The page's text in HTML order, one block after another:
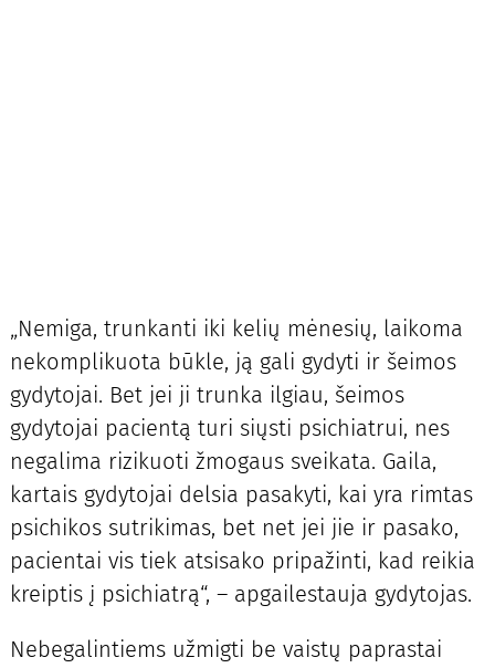
„Nemiga, trunkanti iki kelių mėnesių, laikoma
nekomplikuota būkle, ją gali gydyti ir šeimos
gydytojai. Bet jei ji trunka ilgiau, šeimos
gydytojai pacientą turi siųsti psichiatrui, nes
negalima rizikuoti žmogaus sveikata. Gaila,
kartais gydytojai delsia pasakyti, kai yra rimtas
psichikos sutrikimas, bet net jei jie ir pasako,
pacientai vis tiek atsisako pripažinti, kad reikia
kreiptis į psichiatrą“, – apgailestauja gydytojas.
Nebegalintiems užmigti be vaistų paprastai